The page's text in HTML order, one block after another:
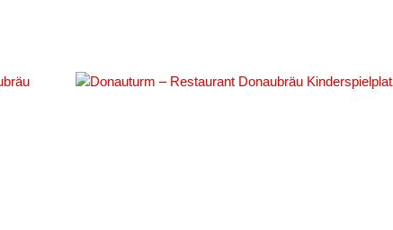
#137191